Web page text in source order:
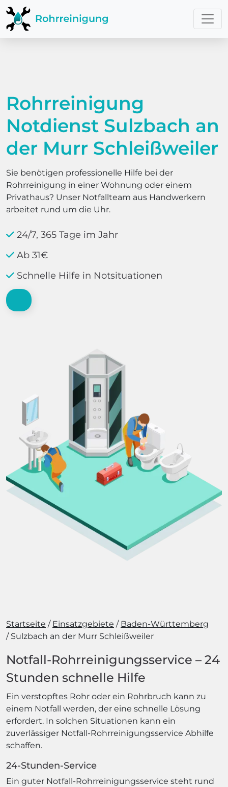
Rohrreinigung
Notdienst Sulzbach an
der Murr Schleißweiler
Sie benötigen professionelle Hilfe bei der
Rohrreinigung in einer Wohnung oder einem
Privathaus? Unser Notfallteam aus Handwerkern
arbeitet rund um die Uhr.
24/7, 365 Tage im Jahr
Ab 31€
Schnelle Hilfe in Notsituationen
Startseite Einsatzgebiete
Baden-Württemberg
Sulzbach an der Murr Schleißweiler
Notfall-Rohrreinigungsservice – 24
Stunden schnelle Hilfe
Ein verstopftes Rohr oder ein Rohrbruch kann zu
einem Notfall werden, der eine schnelle Lösung
erfordert. In solchen Situationen kann ein
zuverlässiger Notfall-Rohrreinigungsservice Abhilfe
schaffen.
24-Stunden-Service
Ein guter Notfall-Rohrreinigungsservice steht rund